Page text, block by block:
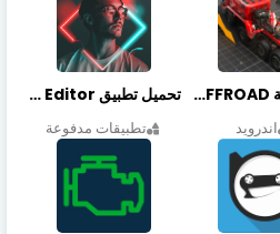
تحميل لعبة PROJECT:OFFROAD مهكرة أخر إصدار
اندرويد
تحميل تطبيق NeonArt Photo Editor مهكر أخر إصدار
تطبيقات مدفوعة